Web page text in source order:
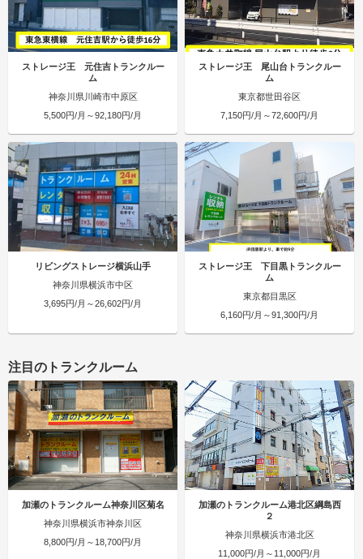
ストレージ王 元住吉トランクルー
ム
神奈川県川崎市中原区
5,500円/月～92,180円/月
ストレージ王 尾山台トランクルー
ム
東京都世田谷区
7,150円/月～72,600円/月
リビングストレージ横浜山手
神奈川県横浜市中区
3,695円/月～26,602円/月
ストレージ王 下目黒トランクルー
ム
東京都目黒区
6,160円/月～91,300円/月
注目のトランクルーム
加瀬のトランクルーム神奈川区菊名
神奈川県横浜市神奈川区
8,800円/月～18,700円/月
加瀬のトランクルーム港北区綱島西
２
神奈川県横浜市港北区
11,000円/月～11,000円/月